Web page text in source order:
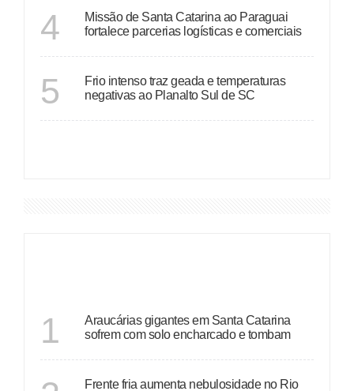
4
Missão de Santa Catarina ao Paraguai
fortalece parcerias logísticas e comerciais
5
Frio intenso traz geada e temperaturas
negativas ao Planalto Sul de SC
1
Araucárias gigantes em Santa Catarina
sofrem com solo encharcado e tombam
Frente fria aumenta nebulosidade no Rio